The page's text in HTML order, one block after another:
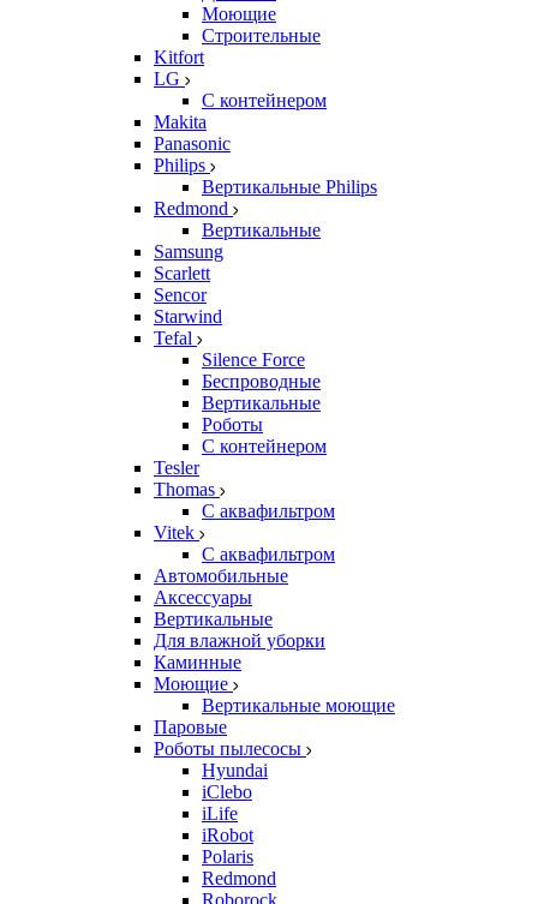
Моющие
Строительные
Kitfort
LG
С контейнером
Makita
Panasonic
Philips
Вертикальные Philips
Redmond
Вертикальные
Samsung
Scarlett
Sencor
Starwind
Tefal
Silence Force
Беспроводные
Вертикальные
Роботы
С контейнером
Tesler
Thomas
С аквафильтром
Vitek
С аквафильтром
Автомобильные
Аксессуары
Вертикальные
Для влажной уборки
Каминные
Моющие
Вертикальные моющие
Паровые
Роботы пылесосы
Hyundai
iClebo
iLife
iRobot
Polaris
Redmond
Roborock